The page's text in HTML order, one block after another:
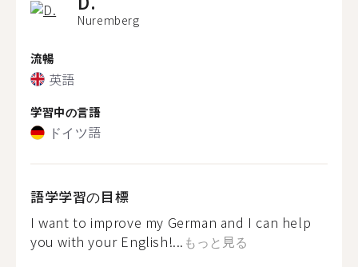
Nuremberg
流暢
英語
学習中の言語
ドイツ語
語学学習の目標
I want to improve my German and I can help
you with your English!... もっと見る